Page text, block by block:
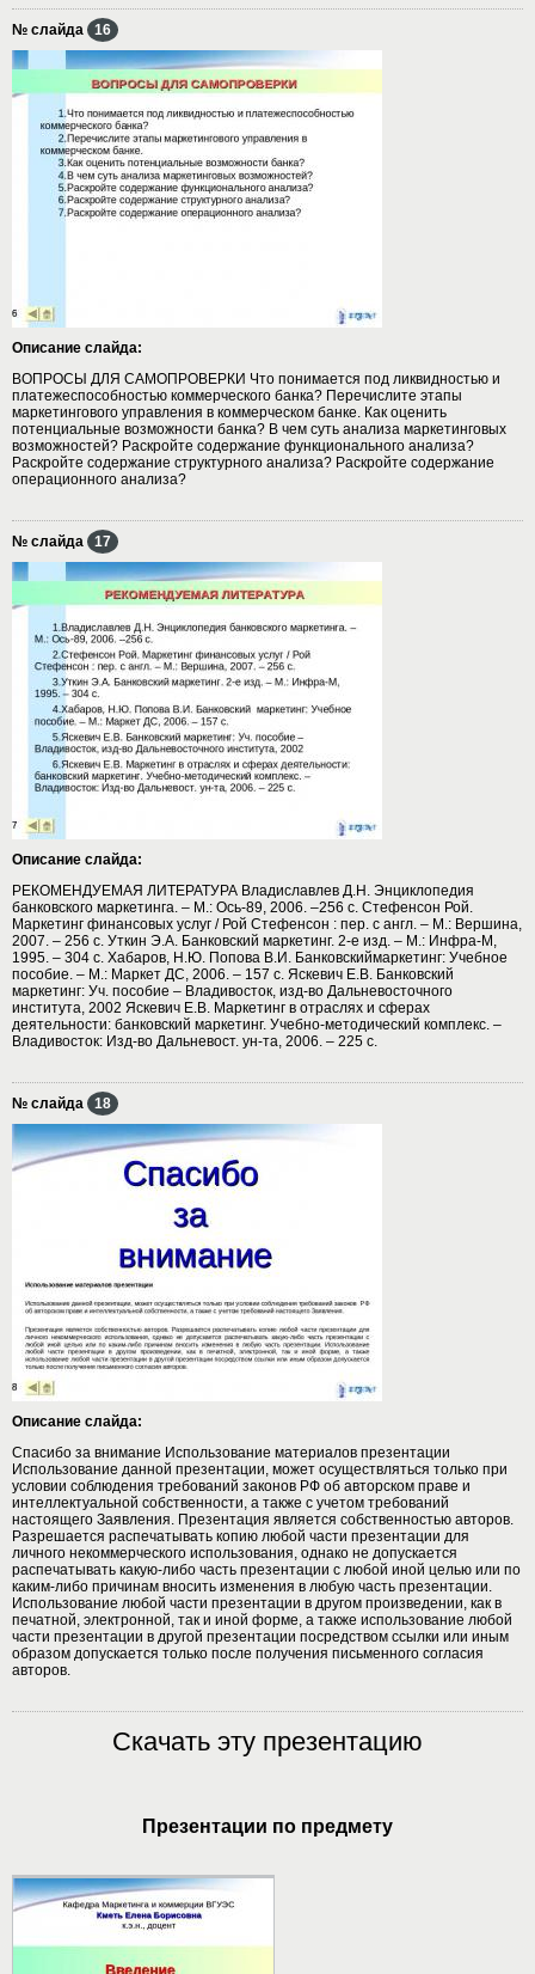
№ слайда 16
Описание слайда:
ВОПРОСЫ ДЛЯ САМОПРОВЕРКИ Что понимается под ликвидностью и
платежеспособностью коммерческого банка? Перечислите этапы
маркетингового управления в коммерческом банке. Как оценить
потенциальные возможности банка? В чем суть анализа маркетинговых
возможностей? Раскройте содержание функционального анализа?
Раскройте содержание структурного анализа? Раскройте содержание
операционного анализа?
№ слайда 17
Описание слайда:
РЕКОМЕНДУЕМАЯ ЛИТЕРАТУРА Владиславлев Д.Н. Энциклопедия
банковского маркетинга. – М.: Ось-89, 2006. –256 с. Стефенсон Рой.
Маркетинг финансовых услуг / Рой Стефенсон : пер. с англ. – М.: Вершина,
2007. – 256 с. Уткин Э.А. Банковский маркетинг. 2-е изд. – М.: Инфра-М,
1995. – 304 с. Хабаров, Н.Ю. Попова В.И. Банковскиймаркетинг: Учебное
пособие. – М.: Маркет ДС, 2006. – 157 с. Яскевич Е.В. Банковский
маркетинг: Уч. пособие – Владивосток, изд-во Дальневосточного
института, 2002 Яскевич Е.В. Маркетинг в отраслях и сферах
деятельности: банковский маркетинг. Учебно-методический комплекс. –
Владивосток: Изд-во Дальневост. ун-та, 2006. – 225 с.
№ слайда 18
Описание слайда:
Спасибо за внимание Использование материалов презентации
Использование данной презентации, может осуществляться только при
условии соблюдения требований законов РФ об авторском праве и
интеллектуальной собственности, а также с учетом требований
настоящего Заявления. Презентация является собственностью авторов.
Разрешается распечатывать копию любой части презентации для
личного некоммерческого использования, однако не допускается
распечатывать какую-либо часть презентации с любой иной целью или по
каким-либо причинам вносить изменения в любую часть презентации.
Использование любой части презентации в другом произведении, как в
печатной, электронной, так и иной форме, а также использование любой
части презентации в другой презентации посредством ссылки или иным
образом допускается только после получения письменного согласия
авторов.
Скачать эту презентацию
Презентации по предмету